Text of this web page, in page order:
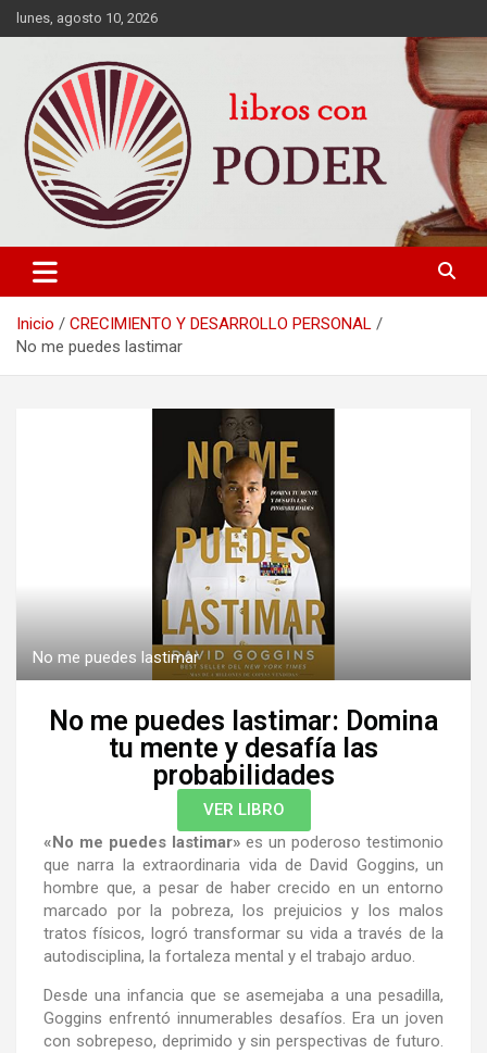
lunes, agosto 10, 2026
Libros con Poder
LIBROS DE CRECIMIENTO DESARROLLO PERSONAL FINANZAS
PERSONALES MOTIVACION AUTOAYUDA MEJORES RANKING
Inicio
CRECIMIENTO Y DESARROLLO PERSONAL
No me puedes lastimar
No me puedes lastimar
No me puedes lastimar: Domina
tu mente y desafía las
probabilidades
VER LIBRO
«No me puedes lastimar» es un poderoso testimonio
que narra la extraordinaria vida de David Goggins, un
hombre que, a pesar de haber crecido en un entorno
marcado por la pobreza, los prejuicios y los malos
tratos físicos, logró transformar su vida a través de la
autodisciplina, la fortaleza mental y el trabajo arduo.
Desde una infancia que se asemejaba a una pesadilla,
Goggins enfrentó innumerables desafíos. Era un joven
con sobrepeso, deprimido y sin perspectivas de futuro.